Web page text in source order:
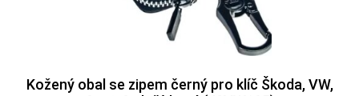
Kožený obal se zipem černý pro klíč Škoda, VW,